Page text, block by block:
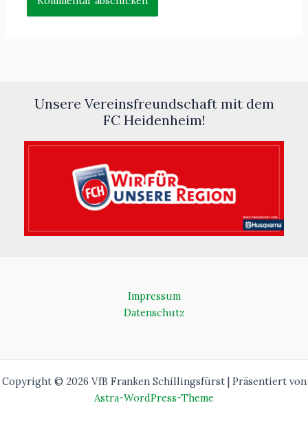
Unsere Vereinsfreundschaft mit dem
FC Heidenheim!
Impressum
Datenschutz
Copyright © 2026 VfB Franken Schillingsfürst | Präsentiert von
Astra-WordPress-Theme